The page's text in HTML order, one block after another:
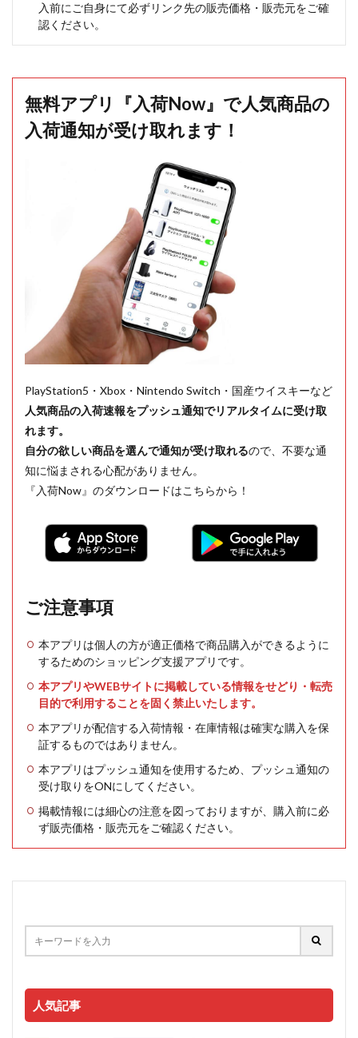
入前にご自身にて必ずリンク先の販売価格・販売元をご確
認ください。
無料アプリ『入荷Now』で人気商品の
入荷通知が受け取れます！
PlayStation5・Xbox・Nintendo Switch・国産ウイスキーなど
人気商品の入荷速報をプッシュ通知でリアルタイムに受け取
れます。
自分の欲しい商品を選んで通知が受け取れるので、不要な通
知に悩まされる心配がありません。
『入荷Now』のダウンロードはこちらから！
ご注意事項
本アプリは個人の方が適正価格で商品購入ができるように
するためのショッピング支援アプリです。
本アプリやWEBサイトに掲載している情報をせどり・転売
目的で利用することを固く禁止いたします。
本アプリが配信する入荷情報・在庫情報は確実な購入を保
証するものではありません。
本アプリはプッシュ通知を使用するため、プッシュ通知の
受け取りをONにしてください。
掲載情報には細心の注意を図っておりますが、購入前に必
ず販売価格・販売元をご確認ください。
人気記事